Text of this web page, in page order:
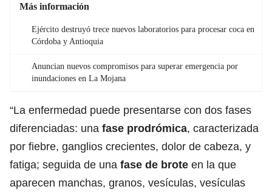
Más información
Ejército destruyó trece nuevos laboratorios para procesar coca en
Córdoba y Antioquia
Anuncian nuevos compromisos para superar emergencia por
inundaciones en La Mojana
“La enfermedad puede presentarse con dos fases
diferenciadas: una fase prodrómica, caracterizada
por fiebre, ganglios crecientes, dolor de cabeza, y
fatiga; seguida de una fase de brote en la que
aparecen manchas, granos, vesículas, vesículas